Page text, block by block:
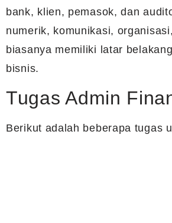
bank, klien, pemasok, dan
numerik, komunikasi,
biasanya memiliki latar
bisnis.
Tugas Admin
Berikut adalah beberapa tugas